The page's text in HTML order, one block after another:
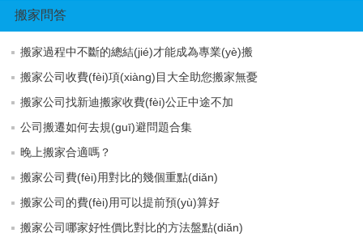
搬家問答
搬家過程中不斷的總結(jié)才能成為專業(yè)搬
搬家公司收費(fèi)項(xiàng)目大全助您搬家無憂
搬家公司找新迪搬家收費(fèi)公正中途不加
公司搬遷如何去規(guī)避問題合集
晚上搬家合適嗎？
搬家公司費(fèi)用對比的幾個重點(diǎn)
搬家公司的費(fèi)用可以提前預(yù)算好
搬家公司哪家好性價比對比的方法盤點(diǎn)